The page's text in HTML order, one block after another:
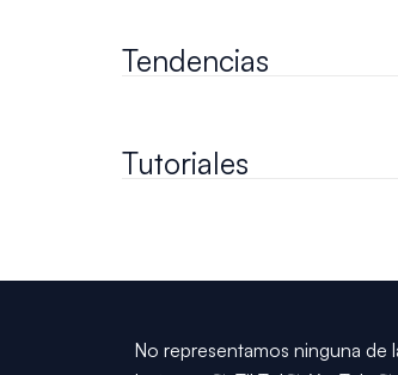
Tendencias
Tutoriales
No representamos ninguna de